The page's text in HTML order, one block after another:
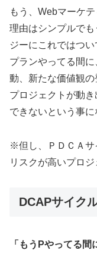
もう、Webマーケ
理由はシンプルで
ジーにこれではつい
プランやってる間
動、新たな価値観の
プロジェクトが動
できないという事に
※但し、ＰＤＣＡサ
リスクが高いプロ
DCAPサイク
「もうPやってる間